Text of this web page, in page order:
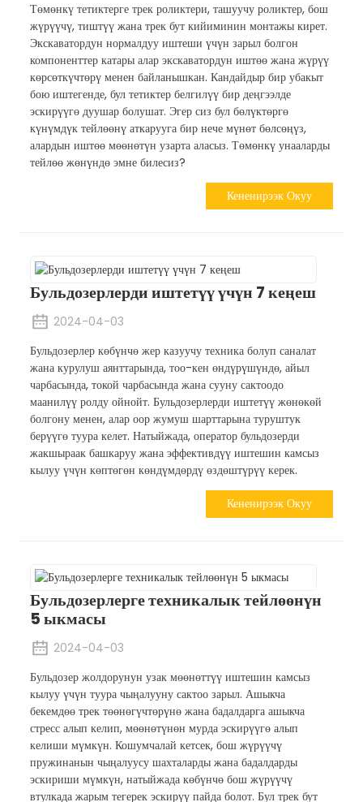
Төмөнкү тетиктерге трек роликтери, ташуучу роликтер, бош
жүрүүчү, тиштүү жана трек бут кийиминин монтажы кирет.
Экскаватордун нормалдуу иштеши үчүн зарыл болгон
компоненттер катары алар экскаватордун иштөө жана жүрүү
көрсөткүчтөрү менен байланышкан. Кандайдыр бир убакыт
бою иштегенде, бул тетиктер белгилүү бир деңгээлде
эскирүүгө дуушар болушат. Эгер сиз бул бөлүктөргө
күнүмдүк тейлөөнү аткарууга бир нече мүнөт бөлсөңүз,
алардын иштөө мөөнөтүн узарта аласыз. Төмөнкү унааларды
тейлөө жөнүндө эмне билесиз?
Кененирээк Окуу
Бульдозерлерди иштетүү үчүн 7 кеңеш
2024-04-03
Бульдозерлер көбүнчө жер казуучу техника болуп саналат
жана курулуш аянттарында, тоо-кен өндүрүшүндө, айыл
чарбасында, токой чарбасында жана сууну сактоодо
маанилүү ролду ойнойт. Бульдозерлерди иштетүү жөнөкөй
болгону менен, алар оор жумуш шарттарына туруштук
берүүгө туура келет. Натыйжада, оператор бульдозерди
жакшыраак башкаруу жана эффективдүү иштешин камсыз
кылуу үчүн көптөгөн көндүмдөрдү өздөштүрүү керек.
Кененирээк Окуу
Бульдозерлерге техникалык тейлөөнүн
5 ыкмасы
2024-04-03
Бульдозер жолдорунун узак мөөнөттүү иштешин камсыз
кылуу үчүн туура чыңалууну сактоо зарыл. Ашыкча
бекемдөө трек төөнөгүчтөрүнө жана бадалдарга ашыкча
стресс алып келип, мөөнөтүнөн мурда эскирүүгө алып
келиши мүмкүн. Кошумчалай кетсек, бош жүрүүчү
пружинанын чыңалуусу шахталарды жана бадалдарды
эскириши мүмкүн, натыйжада көбүнчө бош жүрүүчү
втулкада жарым тегерек эскирүү пайда болот. Бул трек бут